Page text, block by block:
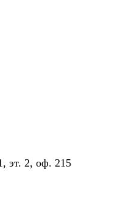
эт. 2, оф. 215